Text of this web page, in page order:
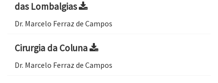
das Lombalgias
Dr. Marcelo Ferraz de Campos
Cirurgia da Coluna
Dr. Marcelo Ferraz de Campos